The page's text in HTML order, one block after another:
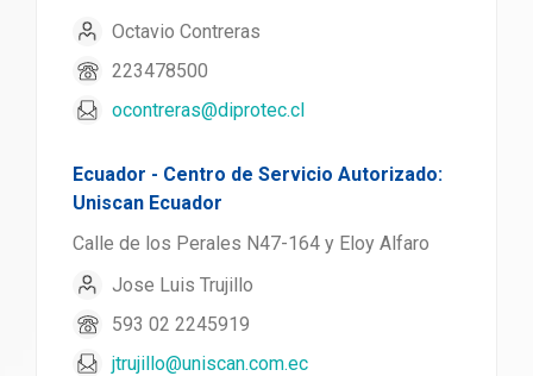
Octavio Contreras
223478500
ocontreras@diprotec.cl
Ecuador - Centro de Servicio Autorizado:
Uniscan Ecuador
Calle de los Perales N47-164 y Eloy Alfaro
Jose Luis Trujillo
593 02 2245919
jtrujillo@uniscan.com.ec